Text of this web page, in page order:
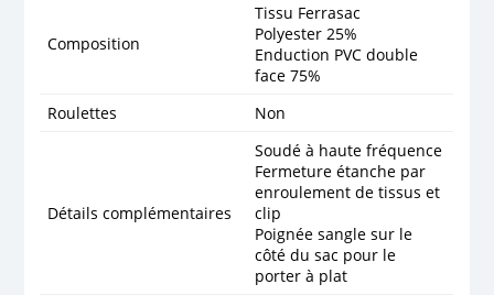
Composition
Tissu Ferrasac
Polyester 25%
Enduction PVC double
face 75%
Roulettes
Non
Détails complémentaires
Soudé à haute fréquence
Fermeture étanche par
enroulement de tissus et
clip
Poignée sangle sur le
côté du sac pour le
porter à plat